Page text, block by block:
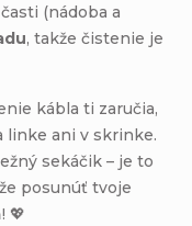
(nádoba a
, takže čistenie je
kábla ti zaručia,
linke ani v skrinke.
sekáčik – je to
posunúť tvoje
💖